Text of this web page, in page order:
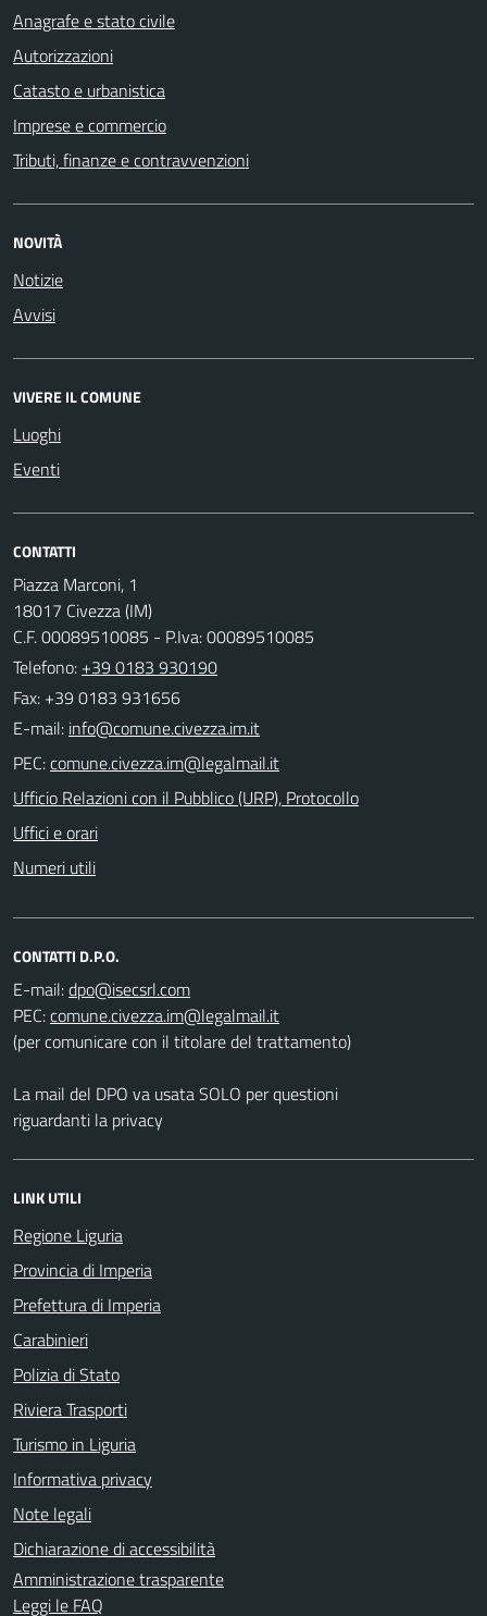
Anagrafe e stato civile
Autorizzazioni
Catasto e urbanistica
Imprese e commercio
Tributi, finanze e contravvenzioni
NOVITÀ
Notizie
Avvisi
VIVERE IL COMUNE
Luoghi
Eventi
CONTATTI
Piazza Marconi, 1
18017 Civezza (IM)
C.F. 00089510085 - P.Iva: 00089510085
Telefono: +39 0183 930190
Fax: +39 0183 931656
E-mail:
PEC:
Ufficio Relazioni con il Pubblico (URP), Protocollo
Uffici e orari
Numeri utili
CONTATTI D.P.O.
E-mail:
PEC:
(per comunicare con il titolare del trattamento)
La mail del DPO va usata SOLO per questioni
riguardanti la privacy
LINK UTILI
Regione Liguria
Provincia di Imperia
Prefettura di Imperia
Carabinieri
Polizia di Stato
Riviera Trasporti
Turismo in Liguria
Informativa privacy
Note legali
Dichiarazione di accessibilità
Amministrazione trasparente
Leggi le FAQ